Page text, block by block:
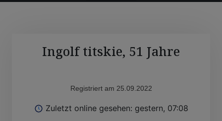
Ingolf titskie, 51 Jahre
Registriert am 25.09.2022
Zuletzt online gesehen: gestern, 07:08